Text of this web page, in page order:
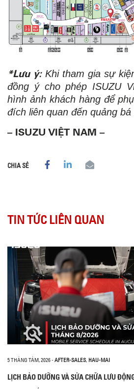
*Lưu ý:Khi tham gia sự
đồng ý cho phép ISUZU
hình ảnh khách hàng để
đích liên quan đến quảng
– ISUZU VIỆT NAM –
CHIA SẺ
TIN TỨC LIÊN QUAN
5 THÁNG TÁM, 2026- AFTER-SALES, HAU-MAI
LỊCH BẢO DƯỠNG VÀ SỬA CHỮA LƯU